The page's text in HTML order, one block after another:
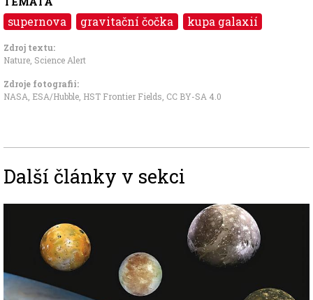
supernova gravitační čočka kupa galaxií
Zdroj textu:
Nature Science Alert
Zdroje fotografii:
NASA, ESA/Hubble, HST Frontier Fields CC BY-SA 4.0
Další články v sekci